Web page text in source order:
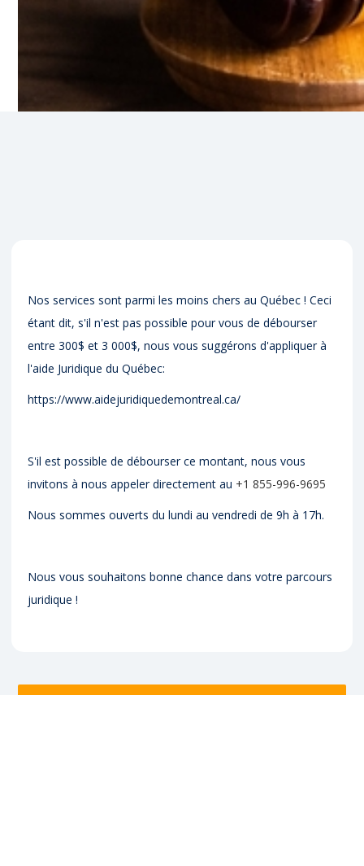
Nos services sont parmi les moins chers au Québec ! Ceci
étant dit, s'il n'est pas possible pour vous de débourser
entre 300$ et 3 000$, nous vous suggérons d'appliquer à
l'aide Juridique du Québec:
https://www.aidejuridiquedemontreal.ca/
S'il est possible de débourser ce montant, nous vous
invitons à nous appeler directement au +1 855-996-9695
Nous sommes ouverts du lundi au vendredi de 9h à 17h.
Nous vous souhaitons bonne chance dans votre parcours
juridique !